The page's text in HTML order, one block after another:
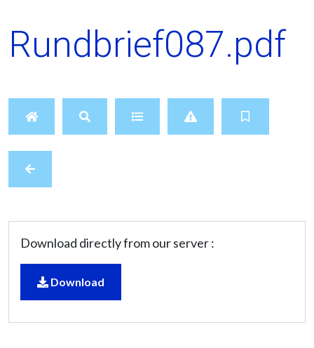
Rundbrief087.pdf
Download directly from our server :
Download